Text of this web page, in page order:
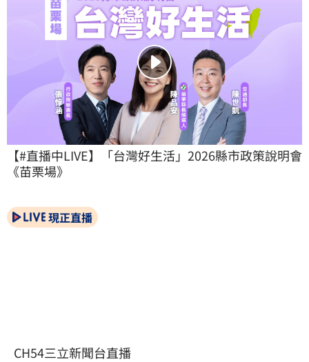
【#直播中LIVE】「台灣好生活」2026縣市政策說明會
《苗栗場》
現正直播
CH54三立新聞台直播